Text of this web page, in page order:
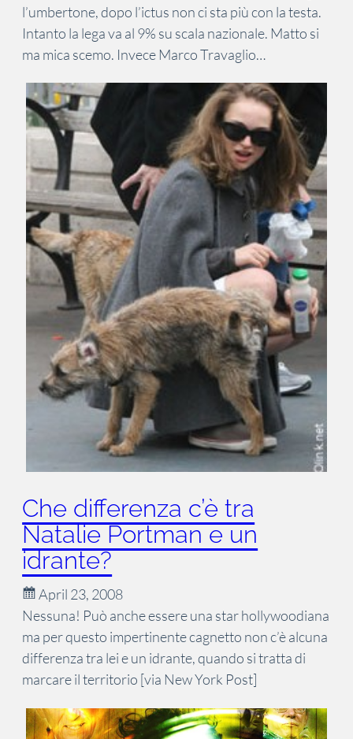
l’umbertone, dopo l’ictus non ci sta più con la testa.
Intanto la lega va al 9% su scala nazionale. Matto si
ma mica scemo. Invece Marco Travaglio…
Che differenza c’è tra
Natalie Portman e un
idrante?
April 23, 2008
Nessuna! Può anche essere una star hollywoodiana
ma per questo impertinente cagnetto non c’è alcuna
differenza tra lei e un idrante, quando si tratta di
marcare il territorio [via New York Post]